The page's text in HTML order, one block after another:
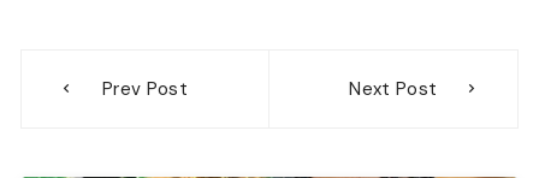
Prev Post Next Post